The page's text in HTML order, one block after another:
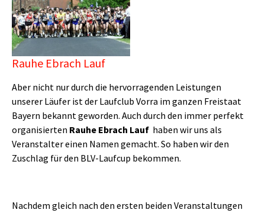
Rauhe Ebrach Lauf
Aber nicht nur durch die hervorragenden Leistungen
unserer Läufer ist der Laufclub Vorra im ganzen Freistaat
Bayern bekannt geworden. Auch durch den immer perfekt
organisierten Rauhe Ebrach Lauf haben wir uns als
Veranstalter einen Namen gemacht. So haben wir den
Zuschlag für den BLV-Laufcup bekommen.
Nachdem gleich nach den ersten beiden Veranstaltungen